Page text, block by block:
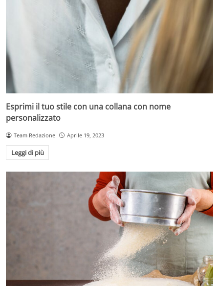
Esprimi il tuo stile con una collana con nome
personalizzato
Team Redazione Aprile 19, 2023
Leggi di più